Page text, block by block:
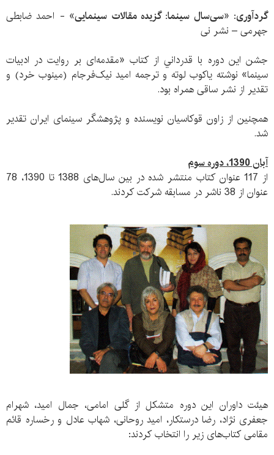
گردآوری: «سی‌سال سینما: گزیده مقالات سینمایی» - احمد ضابطی
جهرمی – نشر نی
جشن این دوره با قدرداني از کتاب «مقدمه‌ای بر روایت‌ در ادبیات
سینما» نوشته یاکوب لوته و ترجمه امید نیک‌فرجام (مینوب خرد) و
تقدیر از نشر ساقی همراه بود.
همچنین از زاون قوکاسیان نویسنده و پژوهشگر سینمای ایران تقدیر
شد.
آبان 1390، دوره سوم
از 117 عنوان کتاب منتشر شده در بین سال‌های 1388 تا 1390، 78
عنوان از 38 ناشر در مسابقه شرکت کردند.
هیئت داوران این دوره متشکل از گلی امامی، جمال امید، شهرام
جعفری نژاد، رضا درستکار، امید روحانی، شهاب عادل و رخساره قائم
مقامی کتاب‌های زیر را انتخاب کردند: